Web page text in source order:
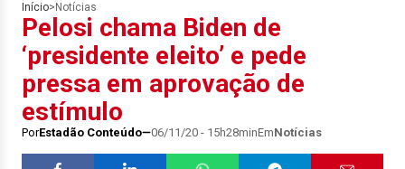
Início> Notícias
Pelosi chama Biden de
‘presidente eleito’ e pede
pressa em aprovação de
estímulo
PorEstadão Conteúdo 06/11/20 - 15h28minEmNotícias